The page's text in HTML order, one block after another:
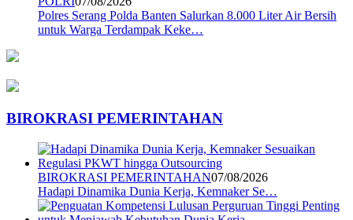
Polres Serang Polda Banten Salurkan 8.000 Liter Air Bersih
untuk Warga Terdampak Keke…
BIROKRASI PEMERINTAHAN
BIROKRASI PEMERINTAHAN07/08/2026
Hadapi Dinamika Dunia Kerja, Kemnaker Se…